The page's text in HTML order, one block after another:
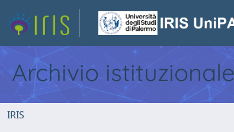
Archivio
IRIS